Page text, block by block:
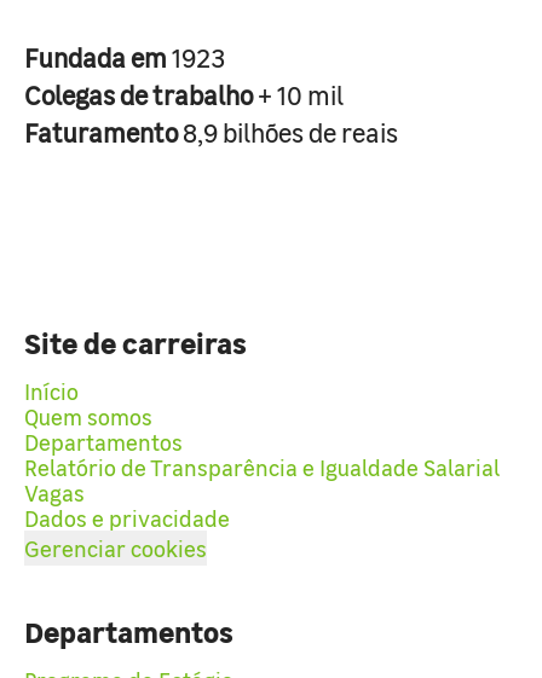
Fundada em1923
Colegas de trabalho+ 10 mil
Faturamento8,9 bilhões de reais
Site de carreiras
Início
Quem somos
Departamentos
Relatório de Transparência e Igualdade Salarial
Vagas
Dados e privacidade
Gerenciar cookies
Departamentos